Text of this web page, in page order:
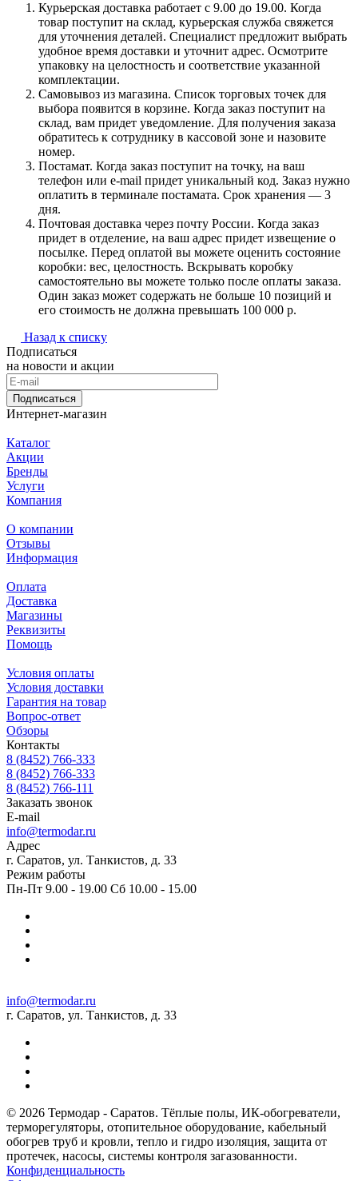
Курьерская доставка работает с 9.00 до 19.00. Когда
товар поступит на склад, курьерская служба свяжется
для уточнения деталей. Специалист предложит выбрать
удобное время доставки и уточнит адрес. Осмотрите
упаковку на целостность и соответствие указанной
комплектации.
Самовывоз из магазина. Список торговых точек для
выбора появится в корзине. Когда заказ поступит на
склад, вам придет уведомление. Для получения заказа
обратитесь к сотруднику в кассовой зоне и назовите
номер.
Постамат. Когда заказ поступит на точку, на ваш
телефон или e-mail придет уникальный код. Заказ нужно
оплатить в терминале постамата. Срок хранения — 3
дня.
Почтовая доставка через почту России. Когда заказ
придет в отделение, на ваш адрес придет извещение о
посылке. Перед оплатой вы можете оценить состояние
коробки: вес, целостность. Вскрывать коробку
самостоятельно вы можете только после оплаты заказа.
Один заказ может содержать не больше 10 позиций и
его стоимость не должна превышать 100 000 р.
Назад к списку
Подписаться
на новости и акции
Подписаться
Интернет-магазин
Каталог
Акции
Бренды
Услуги
Компания
О компании
Отзывы
Информация
Оплата
Доставка
Магазины
Реквизиты
Помощь
Условия оплаты
Условия доставки
Гарантия на товар
Вопрос-ответ
Обзоры
Контакты
8 (8452) 766-333
8 (8452) 766-333
8 (8452) 766-111
Заказать звонок
E-mail
info@termodar.ru
Адрес
г. Саратов, ул. Танкистов, д. 33
Режим работы
Пн-Пт 9.00 - 19.00 Сб 10.00 - 15.00
info@termodar.ru
г. Саратов, ул. Танкистов, д. 33
© 2026 Термодар - Саратов. Тёплые полы, ИК-обогреватели,
терморегуляторы, отопительное оборудование, кабельный
обогрев труб и кровли, тепло и гидро изоляция, защита от
протечек, насосы, системы контроля загазованности.
Конфиденциальность